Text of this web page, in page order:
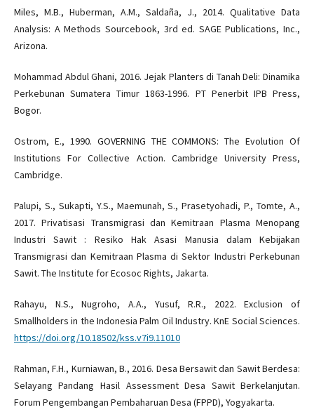
Miles, M.B., Huberman, A.M., Saldaña, J., 2014. Qualitative Data
Analysis: A Methods Sourcebook, 3rd ed. SAGE Publications, Inc.,
Arizona.
Mohammad Abdul Ghani, 2016. Jejak Planters di Tanah Deli: Dinamika
Perkebunan Sumatera Timur 1863-1996. PT Penerbit IPB Press,
Bogor.
Ostrom, E., 1990. GOVERNING THE COMMONS: The Evolution Of
Institutions For Collective Action. Cambridge University Press,
Cambridge.
Palupi, S., Sukapti, Y.S., Maemunah, S., Prasetyohadi, P., Tomte, A.,
2017. Privatisasi Transmigrasi dan Kemitraan Plasma Menopang
Industri Sawit : Resiko Hak Asasi Manusia dalam Kebijakan
Transmigrasi dan Kemitraan Plasma di Sektor Industri Perkebunan
Sawit. The Institute for Ecosoc Rights, Jakarta.
Rahayu, N.S., Nugroho, A.A., Yusuf, R.R., 2022. Exclusion of
Smallholders in the Indonesia Palm Oil Industry. KnE Social Sciences.
https://doi.org/10.18502/kss.v7i9.11010
Rahman, F.H., Kurniawan, B., 2016. Desa Bersawit dan Sawit Berdesa:
Selayang Pandang Hasil Assessment Desa Sawit Berkelanjutan.
Forum Pengembangan Pembaharuan Desa (FPPD), Yogyakarta.